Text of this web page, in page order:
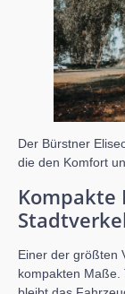
Der Bürstner
die den Komfort
Kompakte
Einer der größten
kompakten Maße.